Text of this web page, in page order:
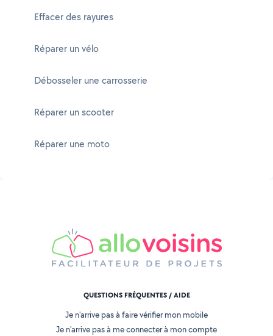
Effacer des rayures
Réparer un vélo
Débosseler une carrosserie
Réparer un scooter
Réparer une moto
QUESTIONS FRÉQUENTES / AIDE
Je n'arrive pas à faire vérifier mon mobile
Je n'arrive pas à me connecter à mon compte